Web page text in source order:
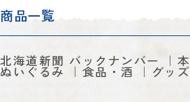
商品一覧
北海道新聞 バックナンバー 本
ぬいぐるみ 食品・酒 グッズ